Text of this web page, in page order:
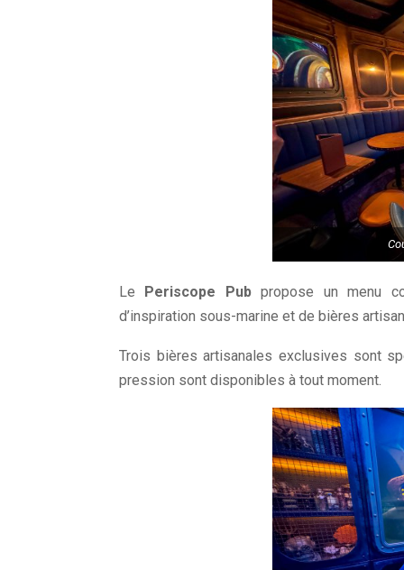
Le Periscope Pubpropose un menu
d’inspiration sous-marine et de bières
Trois bières artisanales exclusives sont
pression sont disponibles à tout moment.